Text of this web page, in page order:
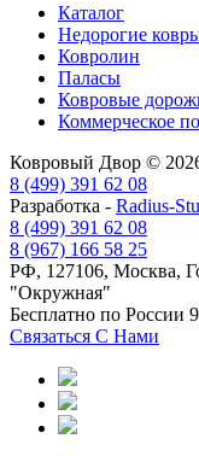
Каталог
Недорогие
Ковролин
Паласы
Ковровые
Коммерческое
Ковровый Двор ©
8 (499) 391 62 08
Разработка - Radius-
8 (499) 391 62 08
8 (967) 166 58 25
РФ, 127106, Москва,
"Окружная"
Бесплатно по России
Связаться С Нами